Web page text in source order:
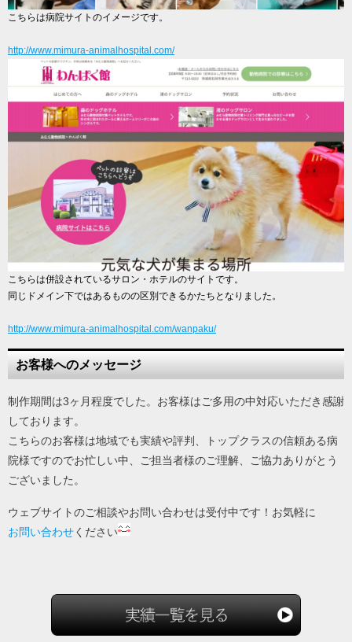
こちらは病院サイトのイメージです。
http://www.mimura-animalhospital.com/
こちらは併設されているサロン・ホテルのサイトです。
同じドメイン下ではあるものの区別できるかたちとなりました。
http://www.mimura-animalhospital.com/wanpaku/
お客様へのメッセージ
制作期間は3ヶ月程度でした。お客様はご多用の中対応いただき感謝
しております。
こちらのお客様は地域でも実績や評判、トップクラスの信頼ある病
院様ですのでお忙しい中、ご担当者様のご理解、ご協力ありがとう
ございました。
ウェブサイトのご相談やお問い合わせは受付中です！お気軽に
お問い合わせください